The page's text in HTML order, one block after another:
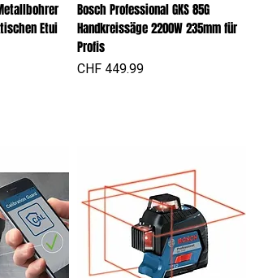
Metallbohrer
Etui
Bosch Professional GKS 85G
Handkreissäge 2200W 235mm für
Profis
Preis
CHF 449.99